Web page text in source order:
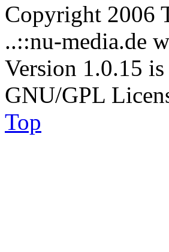
Copyright 2006
..::nu-media.de
Version 1.0.15
GNU/GPL
Top